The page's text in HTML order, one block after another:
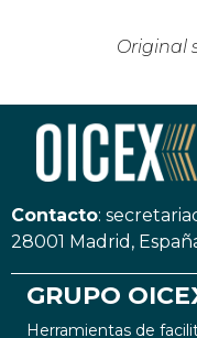
Original
Contacto:
28001 Madrid,
GRUPO
Herramientas de